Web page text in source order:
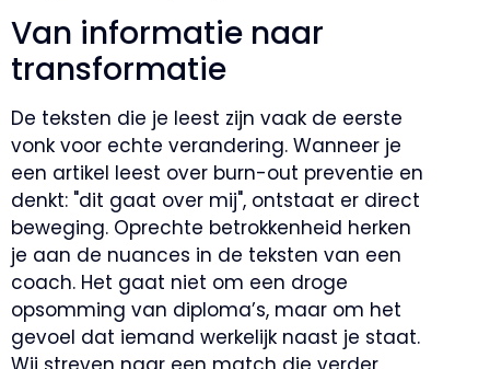
Van informatie naar
transformatie
De teksten die je leest zijn vaak de eerste
vonk voor echte verandering. Wanneer je
een artikel leest over burn-out preventie en
denkt: "dit gaat over mij", ontstaat er direct
beweging. Oprechte betrokkenheid herken
je aan de nuances in de teksten van een
coach. Het gaat niet om een droge
opsomming van diploma’s, maar om het
gevoel dat iemand werkelijk naast je staat.